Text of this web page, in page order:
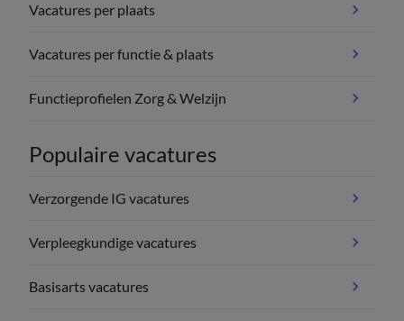
Vacatures per plaats
Vacatures per functie & plaats
Functieprofielen Zorg & Welzijn
Populaire vacatures
Verzorgende IG vacatures
Verpleegkundige vacatures
Basisarts vacatures